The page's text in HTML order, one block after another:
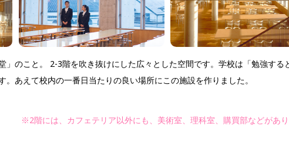
」のこと。 2-3階を吹き抜けにした広々とした空間です。学校は「勉強す
あえて校内の一番日当たりの良い場所にこの施設を作りました。
※2階には、カフェテリア以外にも、美術室、理科室、購買部などがあり